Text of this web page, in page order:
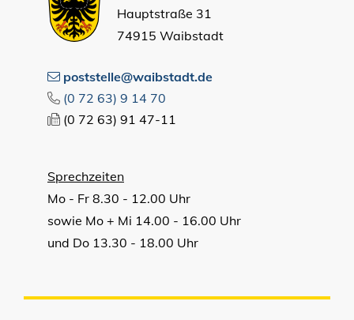
Hauptstraße 31
74915 Waibstadt
poststelle@waibstadt.de
(0 72 63) 9 14 70
(0 72 63) 91 47-11
Sprechzeiten
Mo - Fr 8.30 - 12.00 Uhr
sowie Mo + Mi 14.00 - 16.00 Uhr
und Do 13.30 - 18.00 Uhr